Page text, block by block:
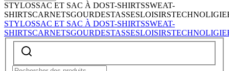
STYLOSSAC ET SAC À DOST-SHIRTSSWEAT-
SHIRTSCARNETSGOURDESTASSESLOISIRSTECHNOLIGIE
STYLOSSAC ET SAC À DOST-SHIRTSSWEAT-
SHIRTSCARNETSGOURDESTASSESLOISIRSTECHNOLIGIE